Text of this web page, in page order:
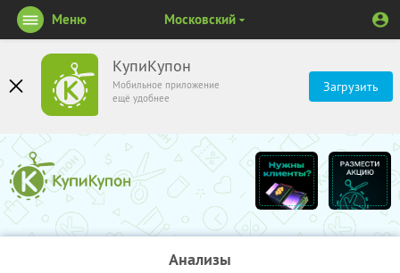
КупиКупон
Мобильное приложение
ещё удобнее
Загрузить
Меню Московский
Анализы